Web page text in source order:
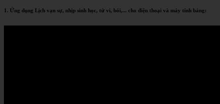
1. Ứng dụng Lịch vạn sự, nhịp sinh học, tử vi, bói,... cho điện thoại và máy tính bảng: